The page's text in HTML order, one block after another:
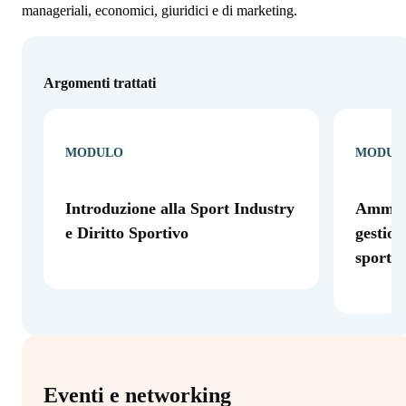
manageriali, economici, giuridici e di marketing.
Argomenti trattati
MODULO
Introduzione alla Sport Industry
e Diritto Sportivo
Eventi e networking